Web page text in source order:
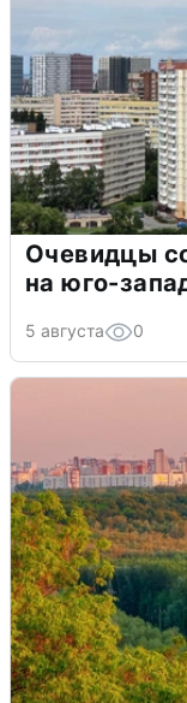
Очевидцы
на юго-
5 августа 0